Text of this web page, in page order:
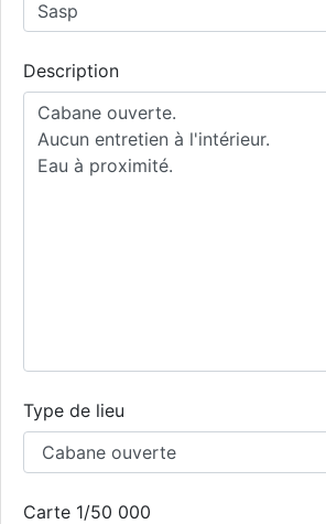
Description
Type de lieu
Carte 1/50 000